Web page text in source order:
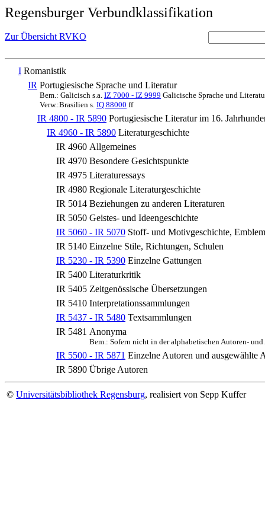
Regensburger Verbundklassifikation
Zur Übersicht RVKO
I Romanistik
IR Portugiesische Sprache und Literatur
Bem.: Galicisch s.a. IZ 7000 - IZ 9999 Galicische Sprache und
Verw.:Brasilien s. IQ 88000 ff
IR 4800 - IR 5890 Portugiesische Literatur im 16.
IR 4960 - IR 5890 Literaturgeschichte
IR 4960 Allgemeines
IR 4970 Besondere Gesichtspunkte
IR 4975 Literaturessays
IR 4980 Regionale Literaturgeschichte
IR 5014 Beziehungen zu anderen Literaturen
IR 5050 Geistes- und Ideengeschichte
IR 5060 - IR 5070 Stoff- und Motivgeschichte,
IR 5140 Einzelne Stile, Richtungen, Schulen
IR 5230 - IR 5390 Einzelne Gattungen
IR 5400 Literaturkritik
IR 5405 Zeitgenössische Übersetzungen
IR 5410 Interpretationssammlungen
IR 5437 - IR 5480 Textsammlungen
IR 5481 Anonyma
Bem.: Sofern nicht in der alphabetischen Autoren-
IR 5500 - IR 5871 Einzelne Autoren und ausgewählte
IR 5890 Übrige Autoren
© Universitätsbibliothek Regensburg, realisiert von Sepp Kuffer